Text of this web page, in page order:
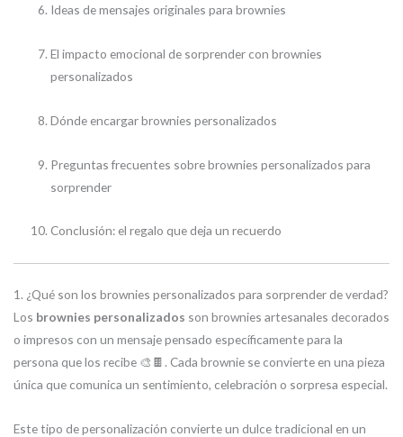
Ideas de mensajes originales para brownies
El impacto emocional de sorprender con brownies
personalizados
Dónde encargar brownies personalizados
Preguntas frecuentes sobre brownies personalizados para
sorprender
Conclusión: el regalo que deja un recuerdo
1. ¿Qué son los brownies personalizados para sorprender de verdad?
Los brownies personalizados son brownies artesanales decorados
o impresos con un mensaje pensado específicamente para la
persona que los recibe 🎨🍫. Cada brownie se convierte en una pieza
única que comunica un sentimiento, celebración o sorpresa especial.
Este tipo de personalización convierte un dulce tradicional en un